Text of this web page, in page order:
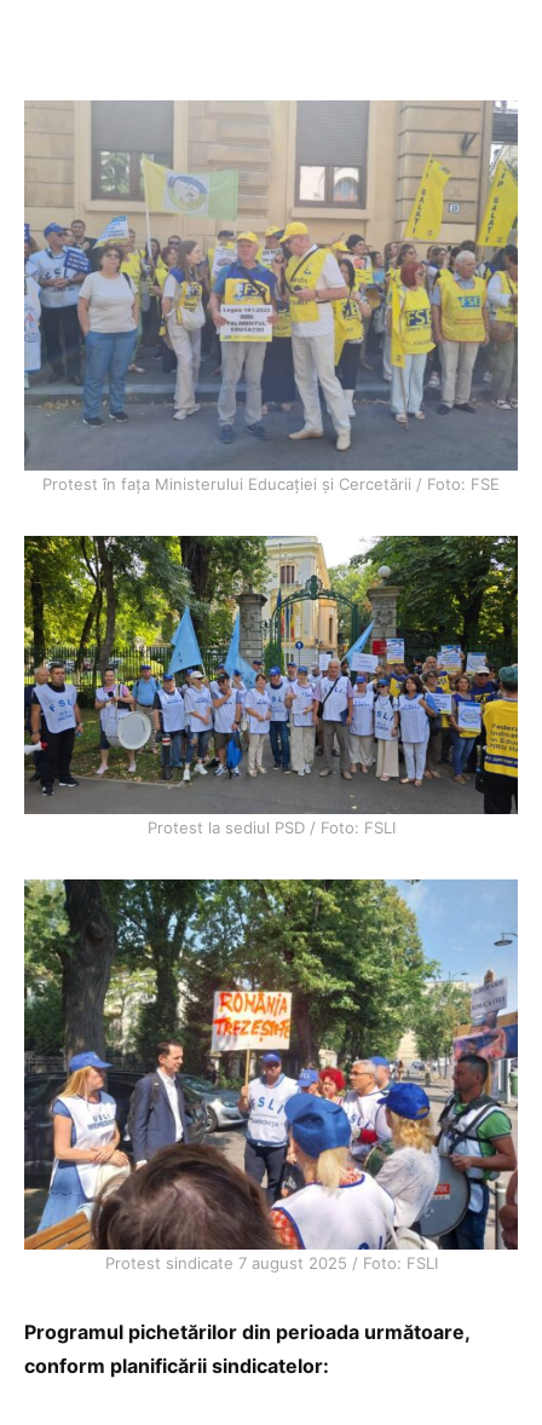
Protest în fața Ministerului Educației și Cercetării / Foto: FSE
Protest la sediul PSD / Foto: FSLI
Protest sindicate 7 august 2025 / Foto: FSLI
Programul pichetărilor din perioada următoare,
conform planificării sindicatelor: